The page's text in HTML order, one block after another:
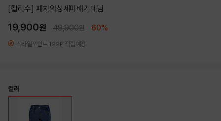
[컬리수] 패치워싱세미배기데님
19,900원 49,900원 60%
스타일포인트 199P 적립예정
컬러